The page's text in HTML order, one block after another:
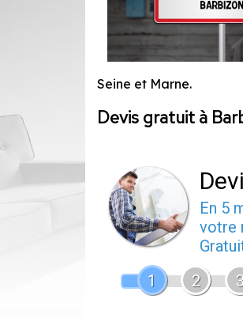
Seine et Marne.
Devis gratuit à
En 5
votre
1
2